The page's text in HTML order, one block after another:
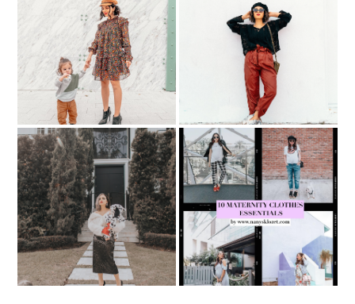
HOLIDAY OUTFITS
AND HOLIDAY
SHOPPING with
Nordstrom
SNAKE PRINT boots for
FALL 2019
HALLOWEEN IDEAS with
BABY: Cruella de Vil +
Puppy
10 MATERNITY
CLOTHES ESSENTIALS